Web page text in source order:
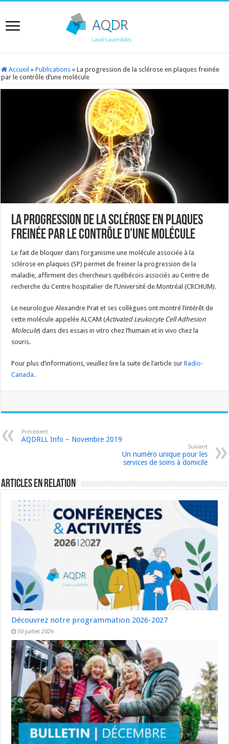
Accueil » Publications » La progression de la sclérose en plaques freinée
par le contrôle d’une molécule
La progression de la sclérose en plaques
freinée par le contrôle d’une molécule
Le fait de bloquer dans l’organisme une molécule associée à la
sclérose en plaques (SP) permet de freiner la progression de la
maladie, affirment des chercheurs québécois associés au Centre de
recherche du Centre hospitalier de l’Université de Montréal (CRCHUM).
Le neurologue Alexandre Prat et ses collègues ont montré l’intérêt de
cette molécule appelée ALCAM (Activated Leukocyte Cell Adhesion
Molecule) dans des essais in vitro chez l’humain et in vivo chez la
souris.
Pour plus d’informations, veuillez lire la suite de l’article surRadio-
Canada.
Précédent
AQDRLL Info – Novembre 2019
Suivant
Un numéro unique pour les
services de soins à domicile
Articles en relation
Découvrez notre programmation 2026-2027
30 juillet 2026